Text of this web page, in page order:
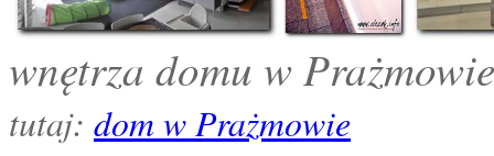
wnętrza domu w
tutaj: dom w Prażmowie